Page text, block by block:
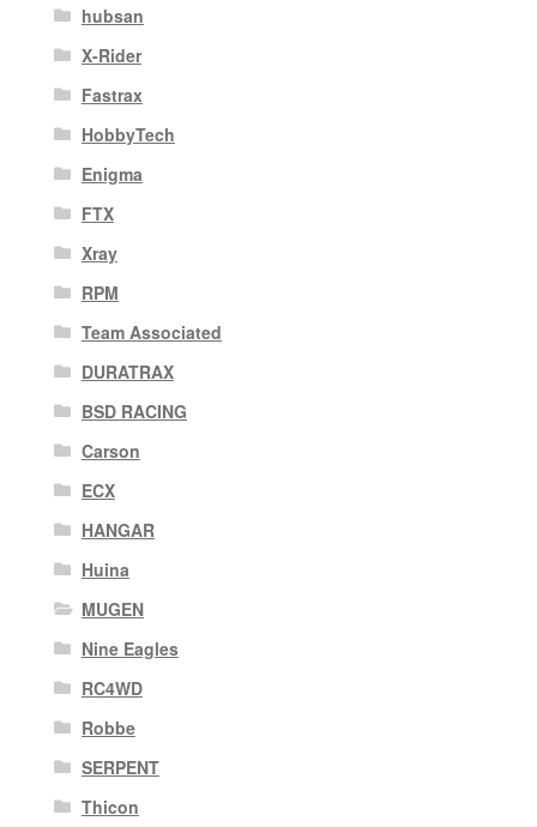
hubsan
X-Rider
Fastrax
HobbyTech
Enigma
FTX
Xray
RPM
Team Associated
DURATRAX
BSD RACING
Carson
ECX
HANGAR
Huina
MUGEN
Nine Eagles
RC4WD
Robbe
SERPENT
Thicon